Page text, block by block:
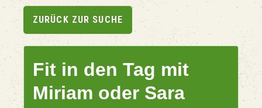
ZURÜCK ZUR SUCHE
Fit in den Tag mit
Miriam oder Sara